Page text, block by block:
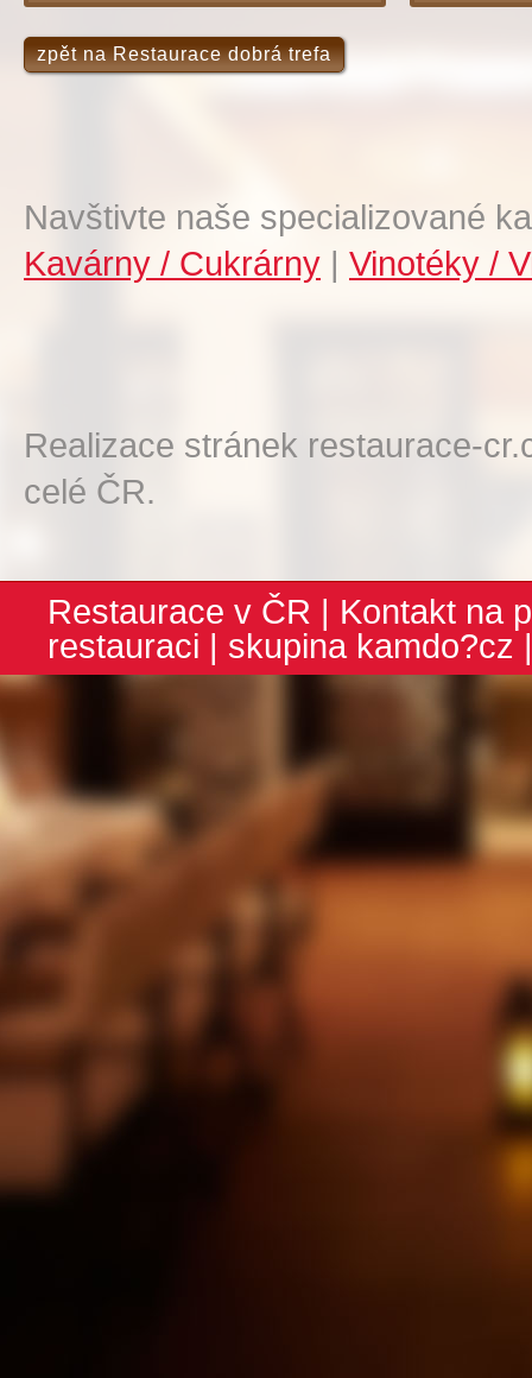
zpět na Restaurace dobrá trefa
Navštivte naše specializované
Kavárny / Cukrárny | Vinotéky /
Realizace stránek restaurace-
celé ČR.
Restaurace v ČR | Kontakt na
restauraci | skupina kamdo?cz |